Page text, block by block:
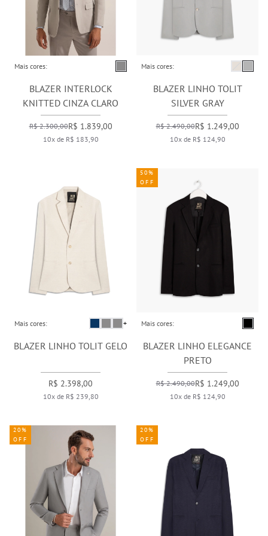
Mais cores:
BLAZER INTERLOCK
KNITTED CINZA CLARO
R$ 2.300,00R$ 1.839,00
10x de R$ 183,90
Mais cores:
BLAZER LINHO TOLIT
SILVER GRAY
R$ 2.490,00R$ 1.249,00
10x de R$ 124,90
Mais cores: +
BLAZER LINHO TOLIT GELO
R$ 2.398,00
10x de R$ 239,80
Mais cores:
BLAZER LINHO ELEGANCE
PRETO
R$ 2.490,00R$ 1.249,00
10x de R$ 124,90
50%
OFF
20%
OFF
20%
OFF